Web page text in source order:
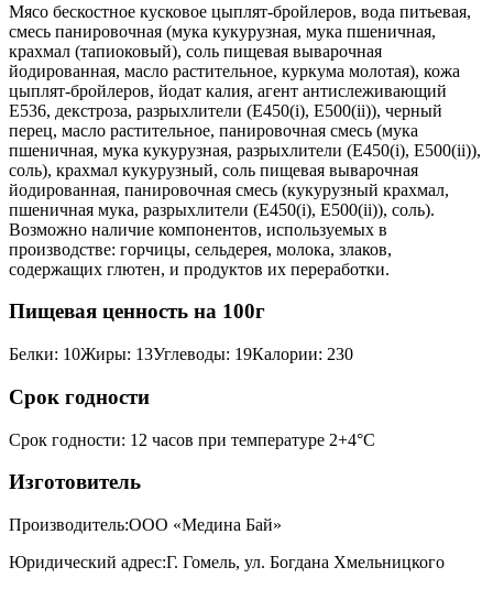
Мясо бескостное кусковое цыплят-бройлеров, вода питьевая,
смесь панировочная (мука кукурузная, мука пшеничная,
крахмал (тапиоковый), соль пищевая выварочная
йодированная, масло растительное, куркума молотая), кожа
цыплят-бройлеров, йодат калия, агент антислеживающий
E536, декстроза, разрыхлители (E450(i), E500(ii)), черный
перец, масло растительное, панировочная смесь (мука
пшеничная, мука кукурузная, разрыхлители (E450(i), E500(ii)),
соль), крахмал кукурузный, соль пищевая выварочная
йодированная, панировочная смесь (кукурузный крахмал,
пшеничная мука, разрыхлители (E450(i), E500(ii)), соль).
Возможно наличие компонентов, используемых в
производстве: горчицы, сельдерея, молока, злаков,
содержащих глютен, и продуктов их переработки.
Пищевая ценность на 100г
Белки: 10Жиры: 13Углеводы: 19Калории: 230
Срок годности
Срок годности: 12 часов при температуре 2+4°С
Изготовитель
Производитель:ООО «Медина Бай»
Юридический адрес:Г. Гомель, ул. Богдана Хмельницкого